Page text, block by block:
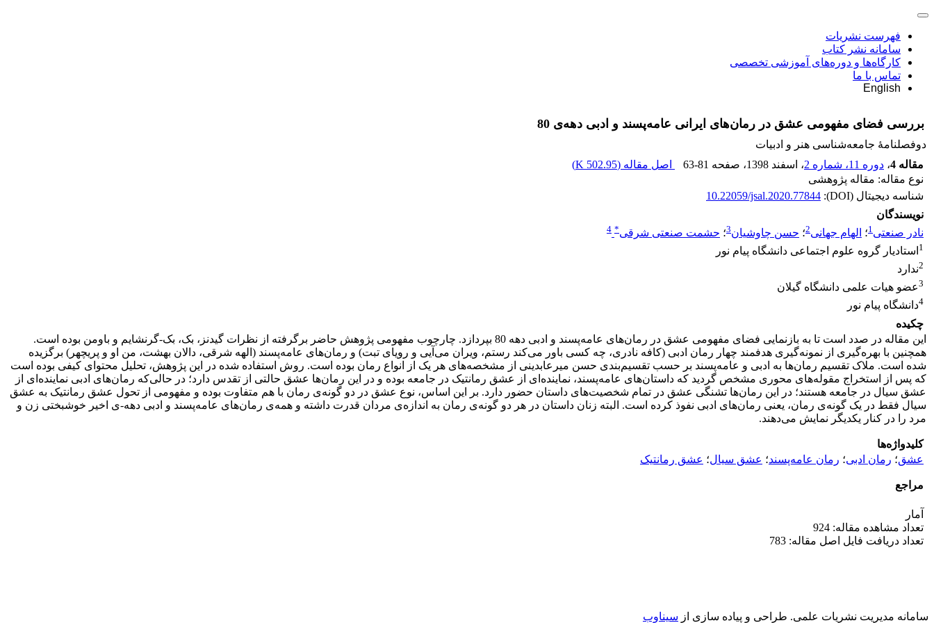
فهرست نشریات
سامانه نشر کتاب
کارگاه‌ها و دوره‌های آموزشی تخصصی
تماس با ما
English
بررسی فضای مفهومی عشق در رمان‌های ایرانی عامه‌پسند و ادبی دهه‌ی 80
دوفصلنامۀ جامعه‌شناسی هنر و ادبیات
مقاله 4
، دوره 11، شماره 2 ، اسفند 1398 ، صفحه 63-81 اصل مقاله (502.95 K
)
نوع مقاله: مقاله پژوهشی
شناسه دیجیتال (DOI):
10.22059/jsal.2020.77844
نویسندگان
نادر صنعتی1؛ الهام جهانی2؛ حسن چاوشیان3؛ حشمت صنعتی شرقی*
4
1 استادیار گروه علوم اجتماعی دانشگاه پیام نور
2ندارد
3عضو هیات علمی دانشگاه گیلان
4دانشگاه پیام نور
چکیده
این مقاله در صدد است تا به بازنمایی فضای مفهومی عشق در رمان‌های عامه‌پسند و ادبی دهه 80 بپردازد. چارچوب مفهومی پژوهش حاضر برگرفته از نظرات گیدنز، بک، بک-گرنشایم و باومن بوده است.
همچنین با بهره‌گیری از نمونه‌گیری هدفمند چهار رمان ادبی (کافه نادری، چه کسی باور می‌کند رستم، ویران می‌آیی و رویای تبت) و رمان‌های عامه‌پسند (الهه شرقی، دالان بهشت، من او و پریچهر) برگزیده
شده است. ملاک تقسیم رمان‌ها به ادبی و عامه‌پسند بر حسب تقسیم‌بندی حسن میرعابدینی از مشخصه‌های هر یک از انواع رمان بوده است. روش استفاده شده در این پژوهش، تحلیل محتوای کیفی بوده است
که پس از استخراج مقوله‌های محوری مشخص گردید که داستان‌های عامه‌پسند، نماینده‌ای از عشق رمانتیک در جامعه بوده و در این رمان‌ها عشق حالتی از تقدس دارد؛ در حالی‌که رمان‌های ادبی نماینده‌ای از
عشق سیال در جامعه هستند؛ در این رمان‌ها تشنگی عشق در تمام شخصیت‌های داستان حضور دارد. بر این اساس، نوع عشق در دو گونه‌ی رمان با هم متفاوت بوده و مفهومی از تحول عشق رمانتیک به عشق
سیال فقط در یک گونه‌ی رمان، یعنی رمان‌های ادبی نفوذ کرده است. البته زنان داستان در هر دو گونه‌ی رمان به اندازه‌ی مردان قدرت داشته و همه‌ی رمان‌های عامه‌پسند و ادبی دهه-ی اخیر خوشبختی زن و
مرد را در کنار یکدیگر نمایش می‌دهند.
کلیدواژه‌ها
عشق؛ رمان ادبی؛ رمان عامه‌پسند؛ عشق سیال؛ عشق رمانتیک
مراجع
آمار
تعداد مشاهده مقاله: 924
تعداد دریافت فایل اصل مقاله: 783
سامانه مدیریت نشریات علمی. طراحی و پیاده سازی از سیناوب